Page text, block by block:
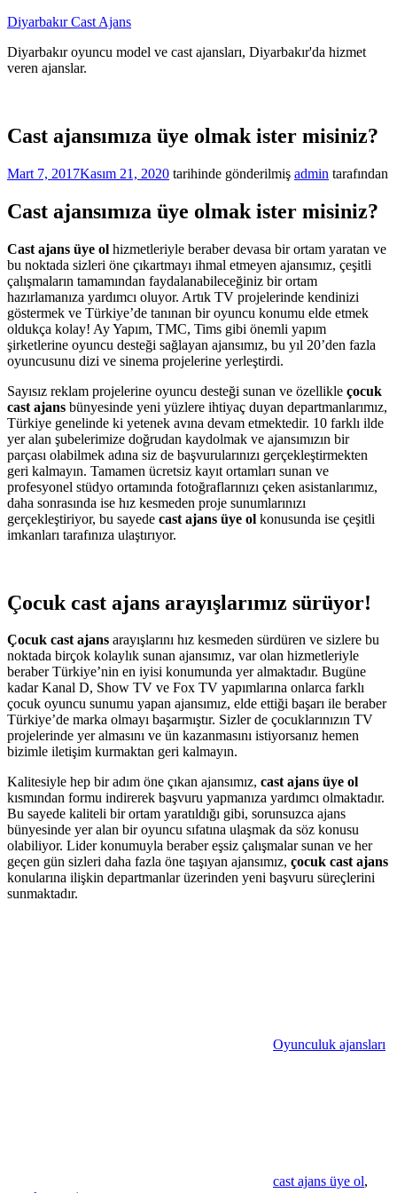
İçeriğe
Diyarbakır Cast Ajans
Diyarbakır oyuncu model ve cast ajansları, Diyarbakır'da hizmet
veren ajanslar.
Cast ajansımıza üye olmak ister misiniz?
Mart 7, 2017Kasım 21, 2020 tarihinde gönderilmiş admin tarafından
Cast ajansımıza üye olmak ister misiniz?
Cast ajans üye ol hizmetleriyle beraber devasa bir ortam yaratan ve
bu noktada sizleri öne çıkartmayı ihmal etmeyen ajansımız, çeşitli
çalışmaların tamamından faydalanabileceğiniz bir ortam
hazırlamanıza yardımcı oluyor. Artık TV projelerinde kendinizi
göstermek ve Türkiye’de tanınan bir oyuncu konumu elde etmek
oldukça kolay! Ay Yapım, TMC, Tims gibi önemli yapım
şirketlerine oyuncu desteği sağlayan ajansımız, bu yıl 20’den fazla
oyuncusunu dizi ve sinema projelerine yerleştirdi.
Sayısız reklam projelerine oyuncu desteği sunan ve özellikle çocuk
cast ajans bünyesinde yeni yüzlere ihtiyaç duyan departmanlarımız,
Türkiye genelinde ki yetenek avına devam etmektedir. 10 farklı ilde
yer alan şubelerimize doğrudan kaydolmak ve ajansımızın bir
parçası olabilmek adına siz de başvurularınızı gerçekleştirmekten
geri kalmayın. Tamamen ücretsiz kayıt ortamları sunan ve
profesyonel stüdyo ortamında fotoğraflarınızı çeken asistanlarımız,
daha sonrasında ise hız kesmeden proje sunumlarınızı
gerçekleştiriyor, bu sayede cast ajans üye ol konusunda ise çeşitli
imkanları tarafınıza ulaştırıyor.
Çocuk cast ajans arayışlarımız sürüyor!
Çocuk cast ajans arayışlarını hız kesmeden sürdüren ve sizlere bu
noktada birçok kolaylık sunan ajansımız, var olan hizmetleriyle
beraber Türkiye’nin en iyisi konumunda yer almaktadır. Bugüne
kadar Kanal D, Show TV ve Fox TV yapımlarına onlarca farklı
çocuk oyuncu sunumu yapan ajansımız, elde ettiği başarı ile beraber
Türkiye’de marka olmayı başarmıştır. Sizler de çocuklarınızın TV
projelerinde yer almasını ve ün kazanmasını istiyorsanız hemen
bizimle iletişim kurmaktan geri kalmayın.
Kalitesiyle hep bir adım öne çıkan ajansımız, cast ajans üye ol
kısmından formu indirerek başvuru yapmanıza yardımcı olmaktadır.
Bu sayede kaliteli bir ortam yaratıldığı gibi, sorunsuzca ajans
bünyesinde yer alan bir oyuncu sıfatına ulaşmak da söz konusu
olabiliyor. Lider konumuyla beraber eşsiz çalışmalar sunan ve her
geçen gün sizleri daha fazla öne taşıyan ajansımız, çocuk cast ajans
konularına ilişkin departmanlar üzerinden yeni başvuru süreçlerini
sunmaktadır.
Oyunculuk ajansları
cast ajans üye ol,